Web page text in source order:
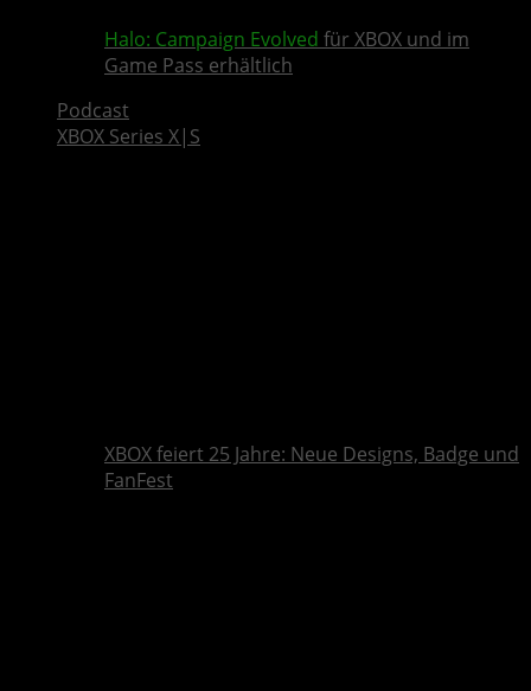
Halo: Campaign Evolved für XBOX und im
Game Pass erhältlich
Podcast
XBOX Series X|S
XBOX feiert 25 Jahre: Neue Designs, Badge und
FanFest